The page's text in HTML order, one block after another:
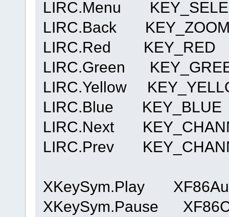
LIRC.Menu
LIRC.Back
LIRC.Red KEY_RED
LIRC.Green
LIRC.Yellow
LIRC.Blue KEY_BLUE
LIRC.Next
LIRC.Prev
XKeySym.Play
XKeySym.Pause